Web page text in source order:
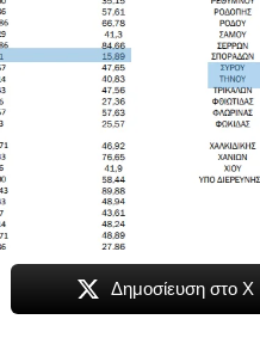
Δημοσίευση στο X